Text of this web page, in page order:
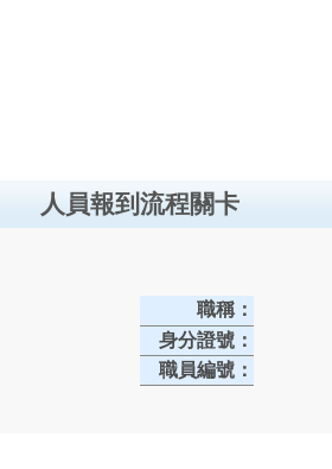
人員報到流程關卡
職稱：
身分證號：
職員編號：